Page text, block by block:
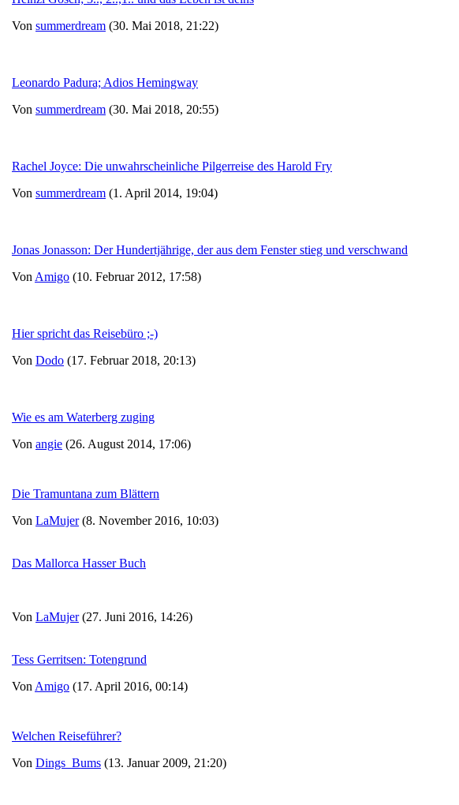
Von summerdream (30. Mai 2018, 21:22)
Leonardo Padura; Adios Hemingway
Von summerdream (30. Mai 2018, 20:55)
Rachel Joyce: Die unwahrscheinliche Pilgerreise des Harold Fry
Von summerdream (1. April 2014, 19:04)
Jonas Jonasson: Der Hundertjährige, der aus dem Fenster stieg und verschwand
Von Amigo (10. Februar 2012, 17:58)
Hier spricht das Reisebüro ;-)
Von Dodo (17. Februar 2018, 20:13)
Wie es am Waterberg zuging
Von angie (26. August 2014, 17:06)
Die Tramuntana zum Blättern
Von LaMujer(8. November 2016, 10:03)
Das Mallorca Hasser Buch
Von LaMujer(27. Juni 2016, 14:26)
Tess Gerritsen: Totengrund
Von Amigo (17. April 2016, 00:14)
Welchen Reiseführer?
Von Dings_Bums (13. Januar 2009, 21:20)